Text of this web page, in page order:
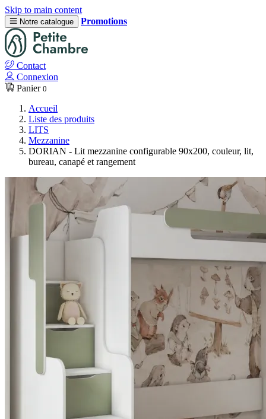
Skip to main content
Notre catalogue Promotions
Contact
Connexion
Panier 0
Accueil
Liste des produits
LITS
Mezzanine
DORIAN - Lit mezzanine configurable 90x200, couleur, lit,
bureau, canapé et rangement